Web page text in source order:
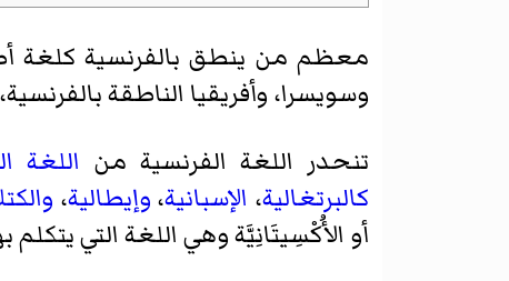
معظم من ينطق بالفرنسية كلغة
وسويسرا، وأفريقيا الناطقة
تنحدر اللغة الفرنسية من اللغة
كالبرتغالية، الإسبانية، وإيطالية،
أو الأُكْسِيتَانِيَّة وهي اللغة التي يتكلم